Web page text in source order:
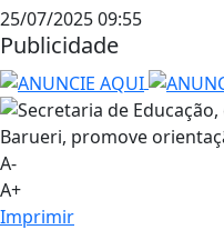
25/07/2025 09:55
Publicidade
A-
A+
Imprimir